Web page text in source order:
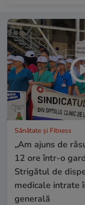
Sănătate și Fitness
„Am ajuns de
12 ore într-o
Strigătul de
medicale intrate
generală